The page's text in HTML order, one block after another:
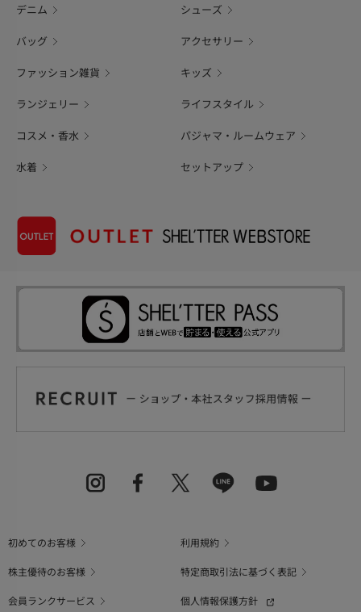
デニム シューズ
バッグ アクセサリー
ファッション雑貨 キッズ
ランジェリー ライフスタイル
コスメ・香水 パジャマ・ルームウェア
水着 セットアップ
初めてのお客様
利用規約
株主優待のお客様
特定商取引法に基づく表記
会員ランクサービス
個人情報保護方針